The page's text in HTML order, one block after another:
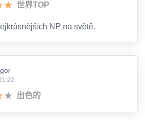
世界TOP
NP na světě.
出色的